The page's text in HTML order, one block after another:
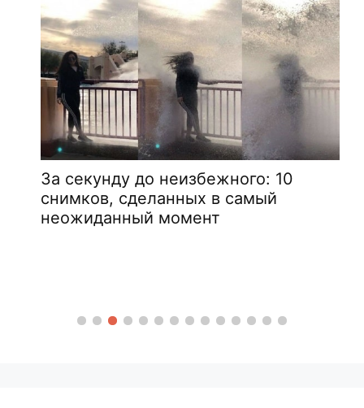
За секунду до неизбежного: 10
снимков, сделанных в самый
неожиданный момент